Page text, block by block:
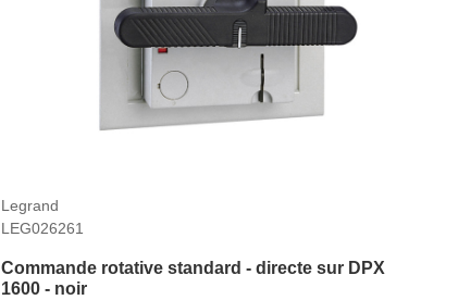
Legrand
LEG026261
Commande rotative standard - directe sur DPX
1600 - noir